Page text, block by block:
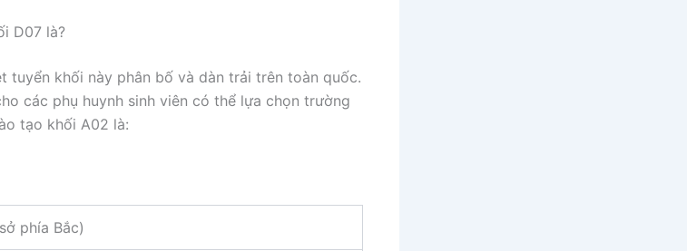
D07 là?
tuyển khối này phân bố và dàn trải trên toàn quốc.
các phụ huynh sinh viên có thể lựa chọn trường
tạo khối A02 là:
phía Bắc)